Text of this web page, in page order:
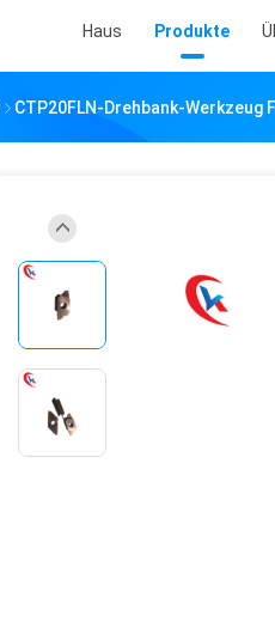
Haus Produkte
CTP20FLN-Drehbank-Werkzeug